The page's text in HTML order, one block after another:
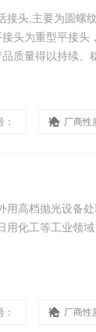
接头,主要为圆螺
头为重型平接
质量得以持续、
： 厂商性
用高档抛光设备
用化工等工业领域
： 厂商性